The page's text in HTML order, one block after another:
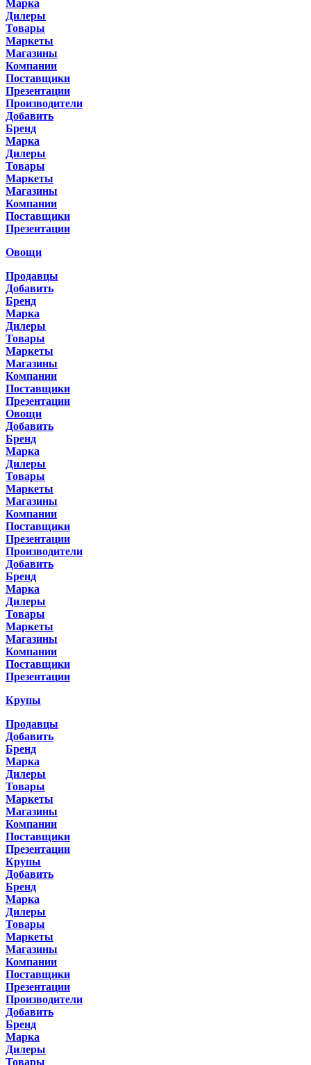
Марка
Дилеры
Товары
Маркеты
Магазины
Компании
Поставщики
Презентации
Производители
Добавить
Бренд
Марка
Дилеры
Товары
Маркеты
Магазины
Компании
Поставщики
Презентации
Овощи
Продавцы
Добавить
Бренд
Марка
Дилеры
Товары
Маркеты
Магазины
Компании
Поставщики
Презентации
Овощи
Добавить
Бренд
Марка
Дилеры
Товары
Маркеты
Магазины
Компании
Поставщики
Презентации
Производители
Добавить
Бренд
Марка
Дилеры
Товары
Маркеты
Магазины
Компании
Поставщики
Презентации
Крупы
Продавцы
Добавить
Бренд
Марка
Дилеры
Товары
Маркеты
Магазины
Компании
Поставщики
Презентации
Крупы
Добавить
Бренд
Марка
Дилеры
Товары
Маркеты
Магазины
Компании
Поставщики
Презентации
Производители
Добавить
Бренд
Марка
Дилеры
Товары